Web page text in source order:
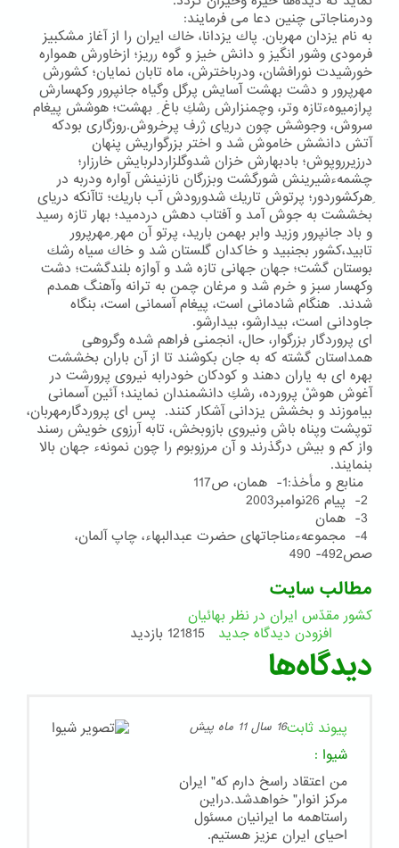
ودرمناجاتی چنین دعا می فرمایند:
به نام یزدان مهربان. پاك یزدانا، خاك ایران را از آغاز مشكبیز
فرمودی وشور انگیز و دانش خیز و گوه رریز؛ ازخاورش همواره
خورشیدت نورافشان، ودرباخترش، ماه تابان نمایان؛ كشورش
مهرپرور و دشت بهشت آسایش پرگل وگیاه جانپرور وكهسارش
پرازمیوهءتازه وتر، وچمنزارش رشكِ باغ ِ بهشت؛ هوشش پیغام
سروش، وجوشش چون دریای ژرف پرخروش.روزگاری بودكه
آتش دانشش خاموش شد و اختر بزرگواریش پنهان
درزیرروپوش؛ بادبهارش خزان شدوگلزاردلربایش خارزار؛
چشمهءشیرینش شورگشت وبزرگان نازنینش آواره ودربه در
ِهركشوردور؛ پرتوش تاریك شدورودش آب باریك؛ تاآنكه دریای
بخششت به جوش آمد و آفتاب دهش دردمید؛ بهار تازه رسید
و باد جانپرور وزید وابر بهمن بارید، پرتو آن مهر ِمهرپرور
تابید،كشور بجنبید و خاكدان گلستان شد و خاك سیاه رشك
بوستان گشت؛ جهان جهانی تازه شد و آوازه بلندگشت؛ دشت
وكهسار سبز و خرم شد و مرغان چمن به ترانه وآهنگ همدم
شدند. هنگام شادمانی است، پیغام آسمانی است، بنگاه
جاودانی است، بیدارشو، بیدارشو.
ای پروردگار بزرگوار، حال، انجمنی فراهم شده وگروهی
همداستان گشته كه به جان بكوشند تا از آن باران بخششت
بهره ای به یاران دهند و كودكان خودرابه نیروی پرورشت در
آغوش هوشْ پرورده، رشكِ دانشمندان نمایند؛ آئین آسمانی
بیاموزند و بخشش یزدانی آشكار كنند. پس ای پروردگارمهربان،
توپشت وپناه باش ونیروی بازوبخش، تابه آرزوی خویش رسند
واز كم و بیش درگذرند و آن مرزوبوم را چون نمونهء جهان بالا
بنمایند.
منابع و مأخذ:1- همان، ص117
4- مجموعهءمناجاتهای حضرت عبدالبهاء، چاپ آلمان،
صص492- 490
مطالب سایت
کشور مقدّس ایران در نظر بهائیان
افزودن دیدگاه جدید
121815 بازدید
دیدگاه‌ها
پیوند ثابت16 سال 11 ماه پیش
شیوا :
من اعتقاد راسخ دارم که" ایران
مرکز انوار" خواهدشد.دراین
راستاهمه ما ایرانیان مسئول
احیای ایران عزیز هستیم.